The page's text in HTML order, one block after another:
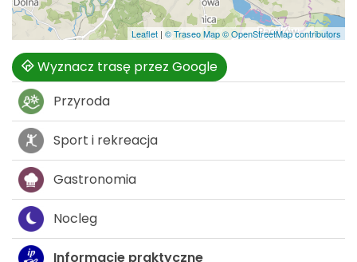
Leaflet | © Traseo Map© OpenStreetMap contributors
Wyznacz trasę przez Google
Przyroda
Sport i rekreacja
Gastronomia
Nocleg
Informacje praktyczne